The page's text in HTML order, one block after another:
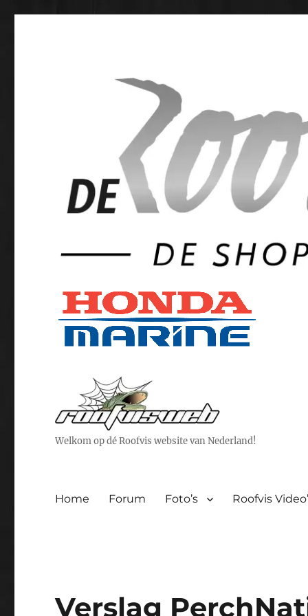
Welkom op dé Roofvis website van Nederland!
Home Forum Foto’s Roofvis
Verslag